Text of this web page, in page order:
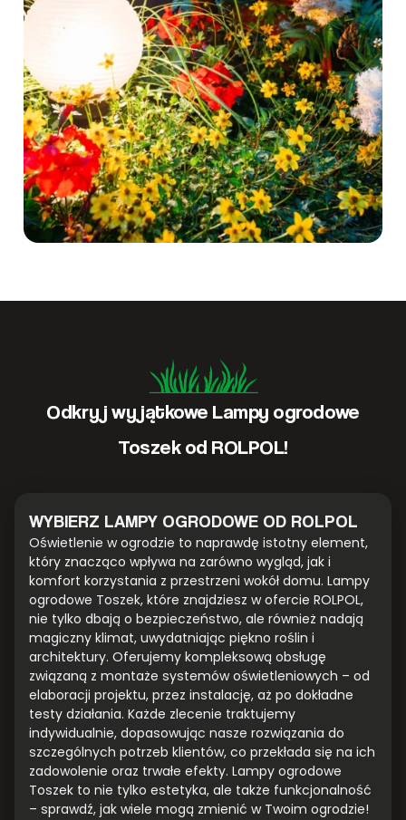
Odkryj wyjątkowe Lampy ogrodowe
Toszek od ROLPOL!
WYBIERZ LAMPY OGRODOWE OD ROLPOL
Oświetlenie w ogrodzie to naprawdę istotny element,
który znacząco wpływa na zarówno wygląd, jak i
komfort korzystania z przestrzeni wokół domu. Lampy
ogrodowe Toszek, które znajdziesz w ofercie ROLPOL,
nie tylko dbają o bezpieczeństwo, ale również nadają
magiczny klimat, uwydatniając piękno roślin i
architektury. Oferujemy kompleksową obsługę
związaną z montaże systemów oświetleniowych – od
elaboracji projektu, przez instalację, aż po dokładne
testy działania. Każde zlecenie traktujemy
indywidualnie, dopasowując nasze rozwiązania do
szczególnych potrzeb klientów, co przekłada się na ich
zadowolenie oraz trwałe efekty. Lampy ogrodowe
Toszek to nie tylko estetyka, ale także funkcjonalność
– sprawdź, jak wiele mogą zmienić w Twoim ogrodzie!